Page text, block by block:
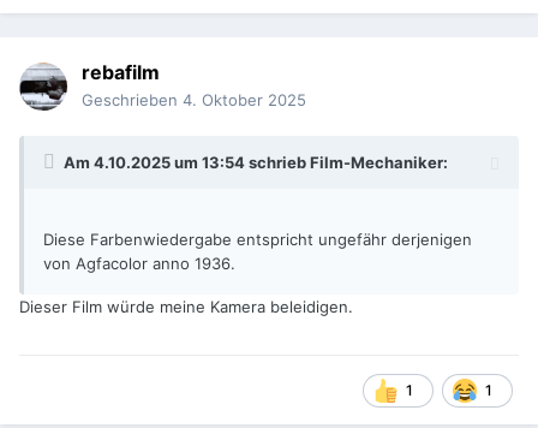
rebafilm
Geschrieben 4. Oktober 2025
Am 4.10.2025 um 13:54 schriebFilm-Mechaniker:
Diese Farbenwiedergabe entspricht ungefähr derjenigen
von Agfacolor anno 1936.
Dieser Film würde meine Kamera beleidigen.
1 1